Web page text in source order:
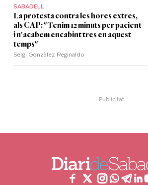
SABADELL
La protesta contra les hores extres,
als CAP: "Tenim 12 minuts per pacient
i n'acabem encabint tres en aquest
temps"
Sergi Gonzàlez Reginaldo